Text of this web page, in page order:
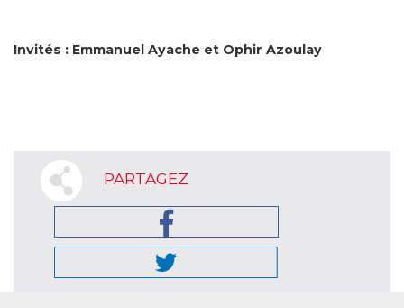
Invités : Emmanuel Ayache et Ophir Azoulay
PARTAGEZ